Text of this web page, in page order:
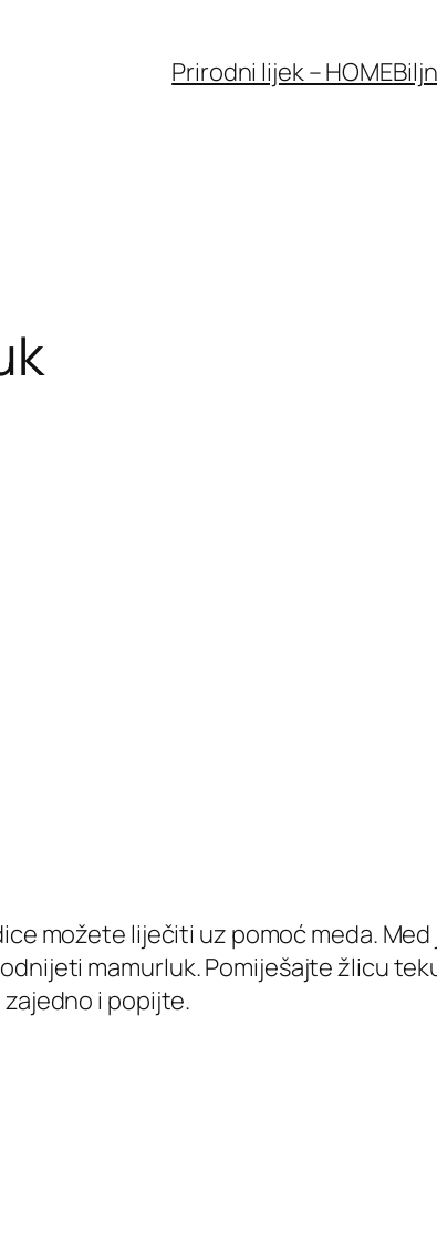
Prirodni lijek – HOME
možete liječiti uz pomoć meda. Med
mamurluk. Pomiješajte žlicu
i popijte.